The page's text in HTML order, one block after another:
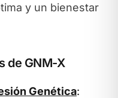
y un bienestar
de GNM-X
Genética: